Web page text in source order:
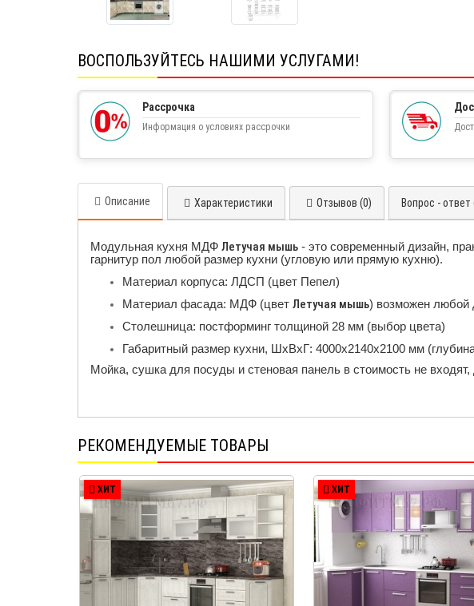
ВОСПОЛЬЗУЙТЕСЬ НАШИМИ УСЛУГАМИ!
Рассрочка
Информация о условиях рассрочки
Описание Характеристики Отзывов (0) Вопрос - ответ
Модульная кухня МДФ Летучая мышь - это современный дизайн,
гарнитур пол любой размер кухни (угловую или прямую кухню).
Материал корпуса: ЛДСП (цвет Пепел)
Материал фасада: МДФ (цвет Летучая мышь) возможен любой
Столешница: постформинг толщиной 28 мм (выбор цвета)
Габаритный размер кухни, ШхВхГ: 4000х2140х2100 мм
Мойка, сушка для посуды и стеновая панель в стоимость не
РЕКОМЕНДУЕМЫЕ ТОВАРЫ
ХИТ ХИТ